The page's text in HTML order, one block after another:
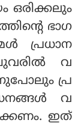
ഒരിക്കലും
ഭാഗ
പ്രധാന
വ
പ്ര
വ
ഇത്